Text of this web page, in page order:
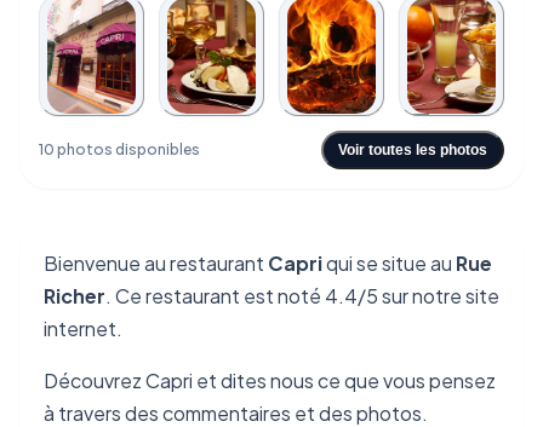
+6
10 photos disponibles Voir toutes les photos
Bienvenue au restaurant Capriqui se situe au Rue
Richer. Ce restaurant est noté 4.4/5 sur notre site
internet.
Découvrez Capri et dites nous ce que vous pensez
à travers des commentaires et des photos.